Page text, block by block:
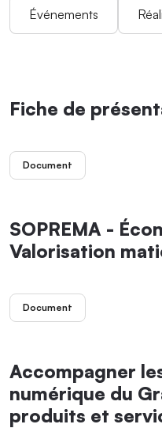
Événements
Fiche de
Document
SOPREMA -
Valorisation
Document
Accompagner
numérique du
produits et